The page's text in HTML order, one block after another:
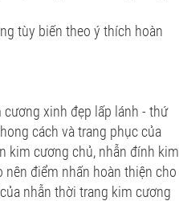
tùy biến theo ý thích hoàn
xinh đẹp lấp lánh - thứ
cách và trang phục của
kim cương chủ, nhẫn đính kim
điểm nhấn hoàn thiện cho
nhẫn thời trang kim cương